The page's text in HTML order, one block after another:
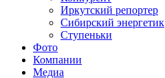
Иркутский репортер
Сибирский энергетик
Ступеньки
Фото
Компании
Медиа